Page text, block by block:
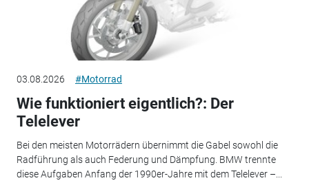
03.08.2026 #Motorrad
Wie funktioniert eigentlich?: Der
Telelever
Bei den meisten Motorrädern übernimmt die Gabel sowohl die
Radführung als auch Federung und Dämpfung. BMW trennte
diese Aufgaben Anfang der 1990er-Jahre mit dem Telelever –...